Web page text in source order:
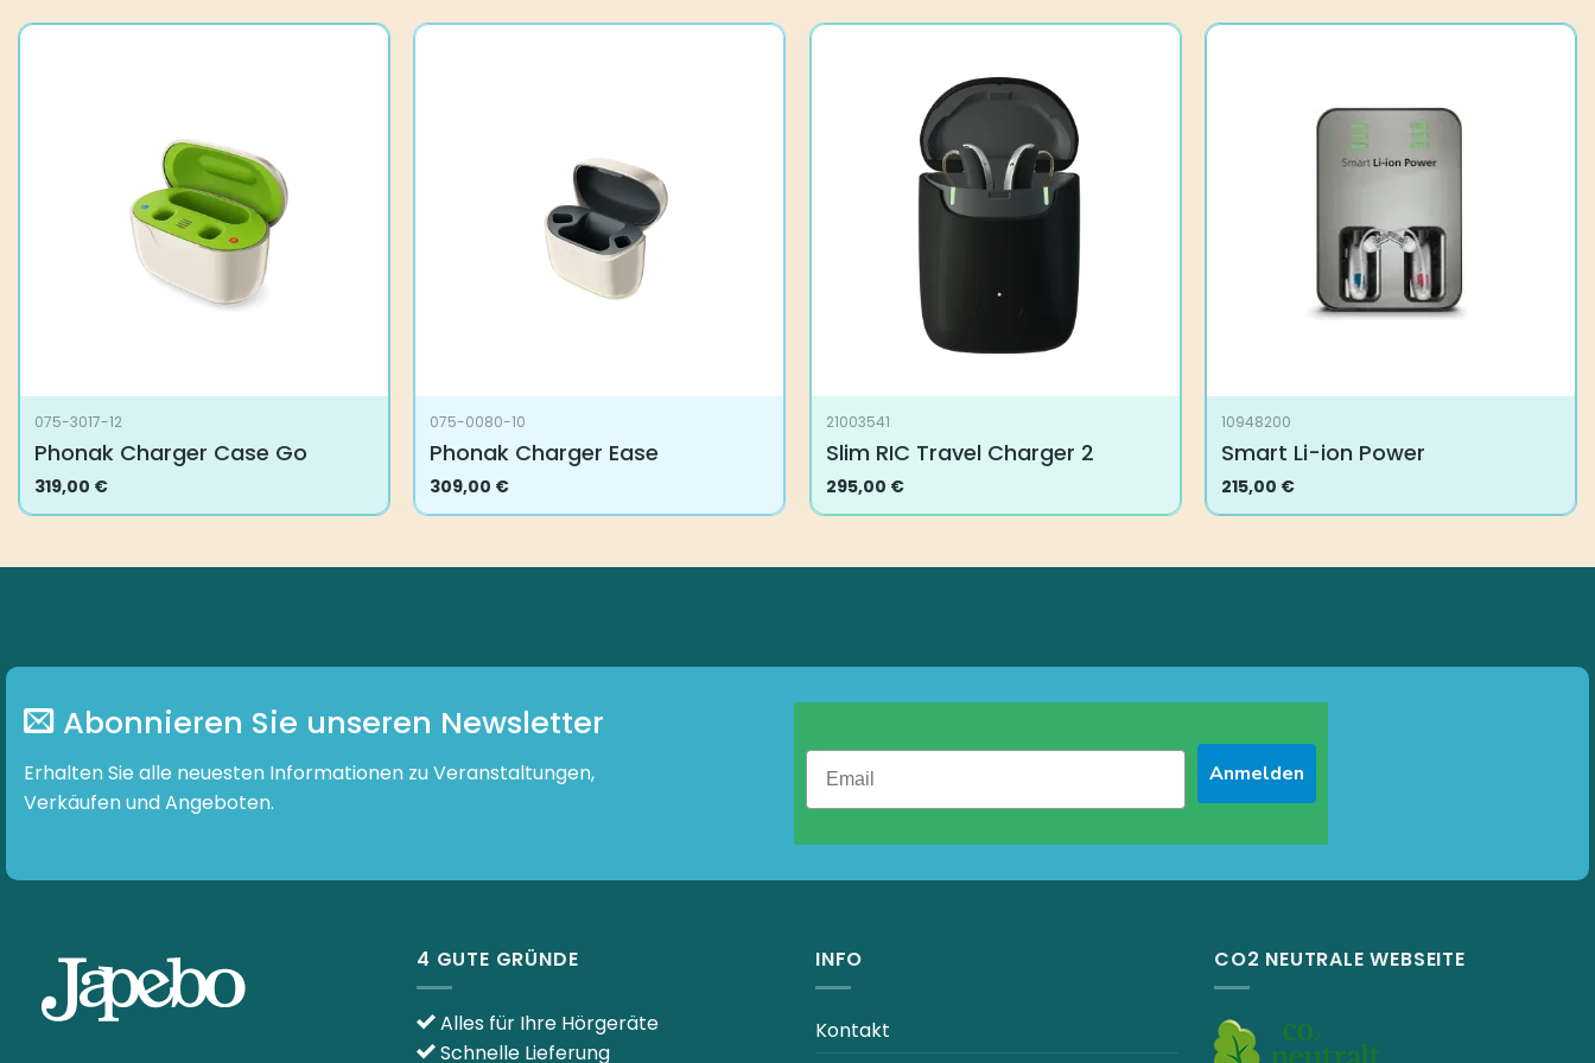
075-3017-12
Phonak Charger Case Go
319,00 €
075-0080-10
Phonak Charger Ease
309,00 €
21003541
Slim RIC Travel Charger 2
295,00 €
10948200
Smart Li-ion Power
215,00 €
Abonnieren Sie unseren Newsletter
Erhalten Sie alle neuesten Informationen zu Veranstaltungen,
Verkäufen und Angeboten.
Anmelden
4 GUTE GRÜNDE
Alles für Ihre Hörgeräte
Schnelle Lieferung
INFO
Kontakt
CO2 NEUTRALE WEBSEITE